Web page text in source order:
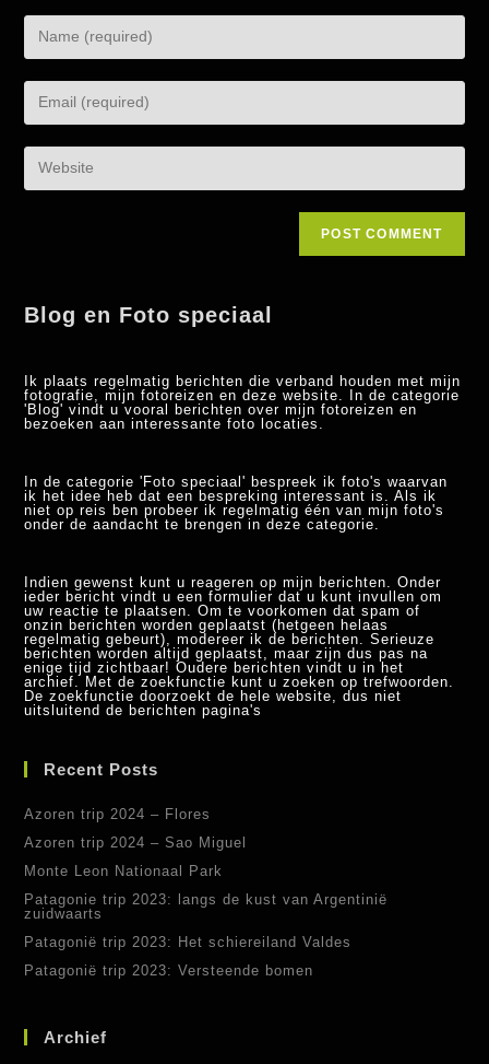
Blog en Foto speciaal
Ik plaats regelmatig berichten die verband houden met mijn
fotografie, mijn fotoreizen en deze website. In de categorie
'Blog' vindt u vooral berichten over mijn fotoreizen en
bezoeken aan interessante foto locaties.
In de categorie 'Foto speciaal' bespreek ik foto's waarvan
ik het idee heb dat een bespreking interessant is. Als ik
niet op reis ben probeer ik regelmatig één van mijn foto's
onder de aandacht te brengen in deze categorie.
Indien gewenst kunt u reageren op mijn berichten. Onder
ieder bericht vindt u een formulier dat u kunt invullen om
uw reactie te plaatsen. Om te voorkomen dat spam of
onzin berichten worden geplaatst (hetgeen helaas
regelmatig gebeurt), modereer ik de berichten. Serieuze
berichten worden altijd geplaatst, maar zijn dus pas na
enige tijd zichtbaar! Oudere berichten vindt u in het
archief. Met de zoekfunctie kunt u zoeken op trefwoorden.
De zoekfunctie doorzoekt de hele website, dus niet
uitsluitend de berichten pagina's
Recent Posts
Azoren trip 2024 – Flores
Azoren trip 2024 – Sao Miguel
Monte Leon Nationaal Park
Patagonie trip 2023: langs de kust van Argentinië
zuidwaarts
Patagonië trip 2023: Het schiereiland Valdes
Patagonië trip 2023: Versteende bomen
Archief